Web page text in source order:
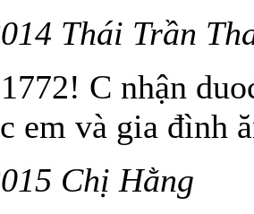
Thái Trần
C nhận
em và gia đình
Chị Hằng